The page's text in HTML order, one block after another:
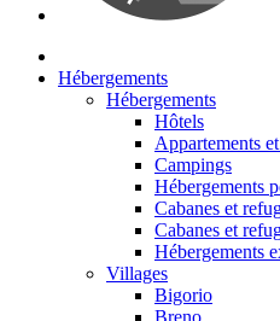
Hébergements
Hébergements
Hôtels
Appartements
Campings
Hébergements
Cabanes et
Cabanes et
Hébergements
Villages
Bigorio